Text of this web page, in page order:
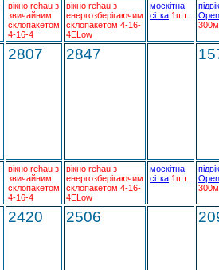
вікно rehau з
звичайним
склопакетом
4-16-4
вікно rehau з
енергозберігаючим
склопакетом 4-16-
4ELow
москітна
сітка 1шт.
2807 2847
вікно rehau з
звичайним
склопакетом
4-16-4
вікно rehau з
енергозберігаючим
склопакетом 4-16-
4ELow
москітна
сітка 1шт.
2420 2506